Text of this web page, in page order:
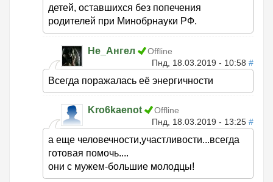
детей, оставшихся без попечения
родителей при Минобрнауки РФ.
Не_Ангел
Offline
Пнд, 18.03.2019 - 10:58 #
Всегда поражалась её энергичности
Kro6kaenot
Offline
Пнд, 18.03.2019 - 13:25 #
а еще человечности,участливости...всегда
готовая помочь....
они с мужем-большие молодцы!